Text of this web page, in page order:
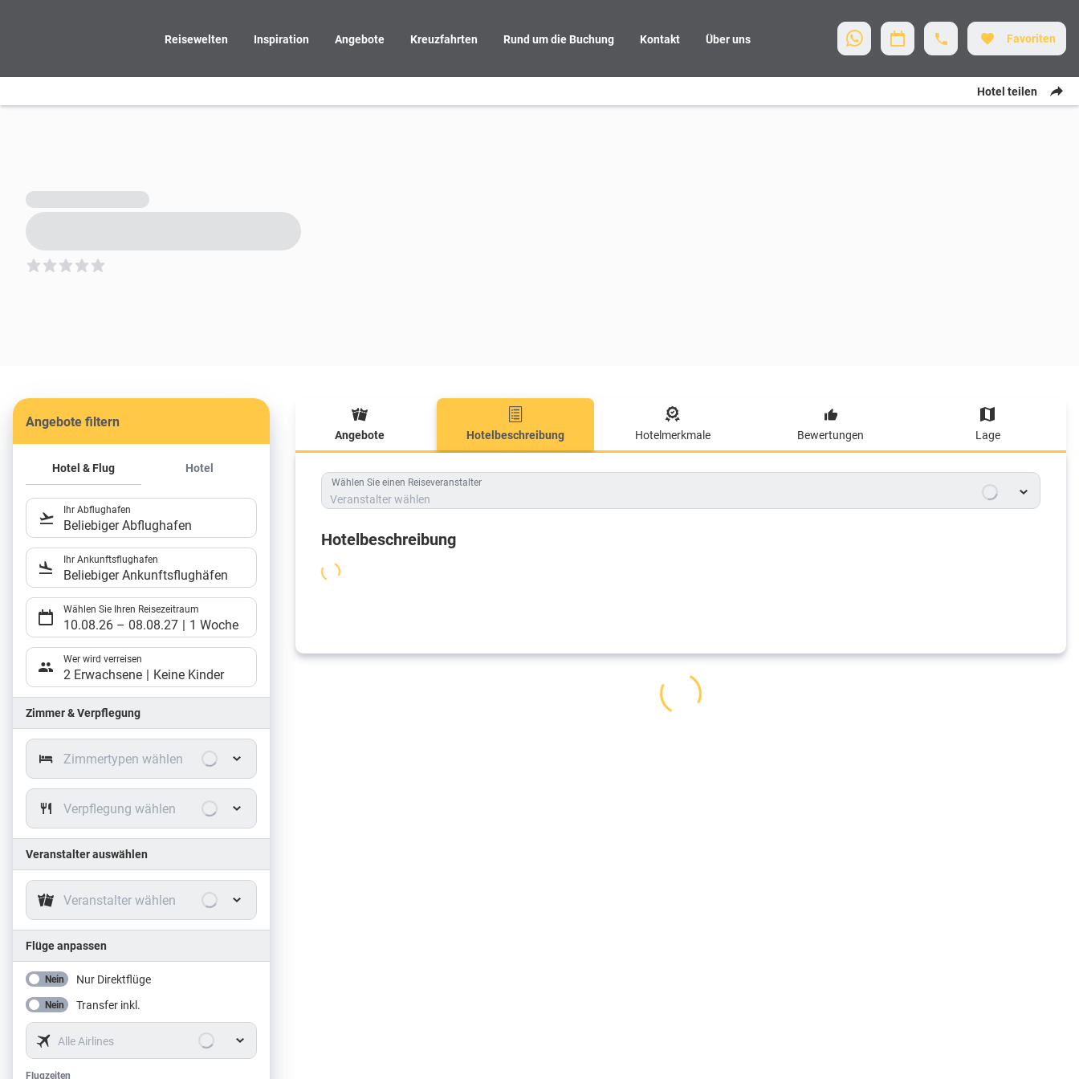
Reisewelten Inspiration Angebote Kreuzfahrten Rund um die Buchung Kontakt Über uns Favoriten
Hotel teilen
5
Angebote filtern
Hotel & Flug Hotel
Ihr Abflughafen
Beliebiger Abflughafen
Ihr Ankunftsflughafen
Beliebiger Ankunftsflughäfen
Wählen Sie Ihren Reisezeitraum
10.08.26 – 08.08.27 1 Woche
Wer wird verreisen
2 Erwachsene Keine Kinder
Zimmer & Verpflegung
Zimmertypen wählen
Verpflegung wählen
Veranstalter auswählen
Veranstalter wählen
Flüge anpassen
Nein Nur Direktflüge
Nein Transfer inkl.
Alle Airlines
Flugzeiten
Flugzeiten
Angebote Hotelbeschreibung Hotelmerkmale Bewertungen Lage
Hotelbeschreibung
Wählen Sie einen Reiseveranstalter
Veranstalter wählen
Hotelbeschreibung